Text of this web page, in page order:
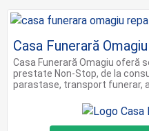
Casa Funerară Omagiu
Casa Funerară Omagiu oferă
prestate Non-Stop, de la
parastase, transport funerar,